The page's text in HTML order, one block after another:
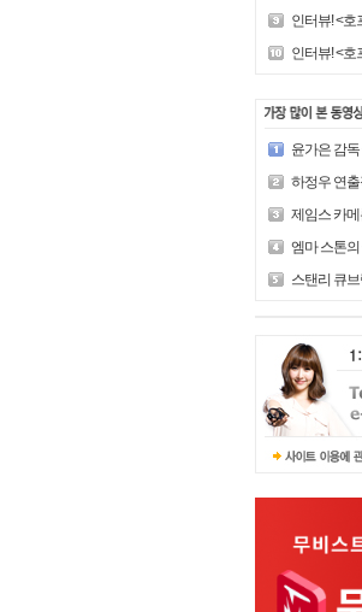
인터뷰! <호
인터뷰! <호
윤가은 감
하정우 연
제임스 카메
엠마 스톤
스탠리 큐